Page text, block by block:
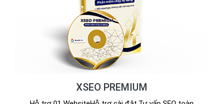
XSEO PREMIUM